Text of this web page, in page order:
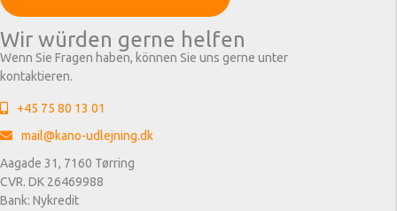
Wir würden gerne helfen
Wenn Sie Fragen haben, können Sie uns gerne unter
kontaktieren.
+45 75 80 13 01
mail@kano-udlejning.dk
Aagade 31, 7160 Tørring
CVR. DK 26469988
Bank: Nykredit